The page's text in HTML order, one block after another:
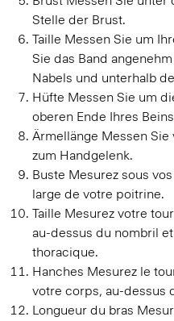
Stelle der Brust.
Taille Messen Sie um
Sie das Band
Nabels und unterhalb
Hüfte Messen Sie um
oberen Ende Ihres
Ärmellänge Messen
zum Handgelenk.
Buste Mesurez sous
large de votre poitrine.
Taille Mesurez votre
au-dessus du nombril
thoracique.
Hanches Mesurez le
votre corps, au-dessus
Longueur du bras